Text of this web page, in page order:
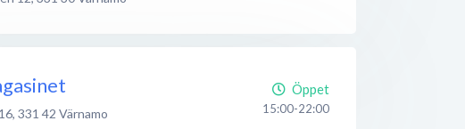
, 331 42 Värnamo
Öppet
15:00-22:00